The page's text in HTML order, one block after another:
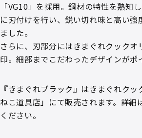
「VG10」を採用。鋼材の特性を熟知
に刃付けを行い、鋭い切れ味と高い強
ました。
さらに、刃部分にはきまぐれクックオ
印。細部までこだわったデザインがポ
『きまぐれブラック』はきまぐれク
ねこ道具店」にて販売されます。詳細
ください。